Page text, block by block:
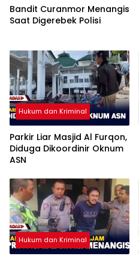
Bandit Curanmor Menangis
Saat Digerebek Polisi
Hukum dan Kriminal
Parkir Liar Masjid Al Furqon,
Diduga Dikoordinir Oknum
ASN
Hukum dan Kriminal